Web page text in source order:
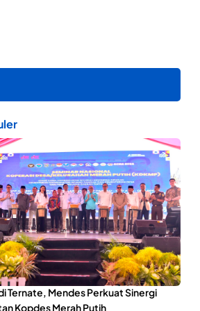
Ternate, Mendes Perkuat Sinergi
Kopdes Merah Putih